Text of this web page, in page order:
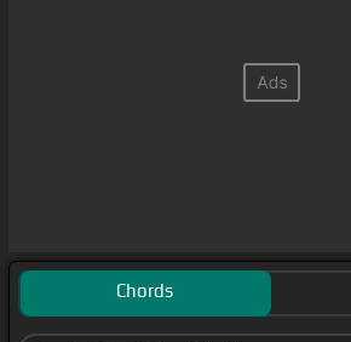
Chords